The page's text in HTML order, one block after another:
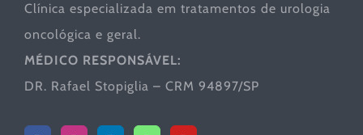
Clínica especializada em tratamentos de urologia
oncológica e geral.
MÉDICO RESPONSÁVEL:
DR. Rafael Stopiglia – CRM 94897/SP